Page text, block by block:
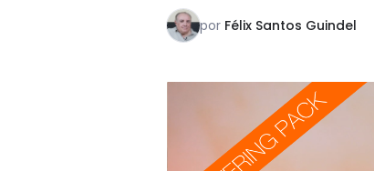
por Félix Santos Guindel